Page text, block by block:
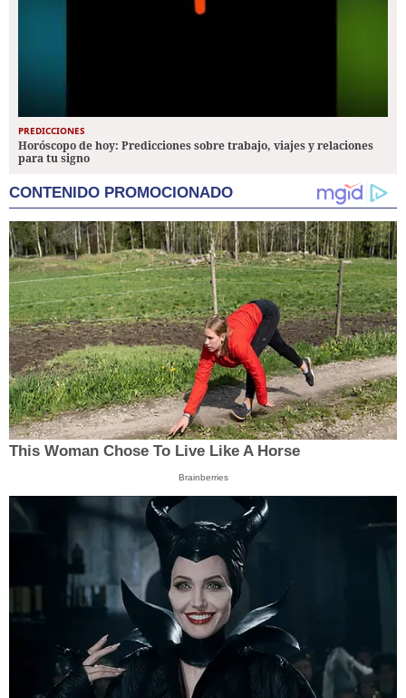
PREDICCIONES
Horóscopo de hoy: Predicciones sobre trabajo, viajes y relaciones
para tu signo
CONTENIDO PROMOCIONADO
This Woman Chose To Live Like A Horse
Brainberries